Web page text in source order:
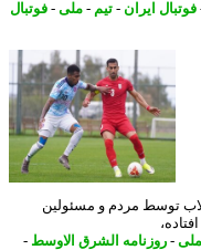
ایران - تیم -ملی -فوتبال
توسط مردم و مسئولین
-روزنامه الشرق الاوسط-